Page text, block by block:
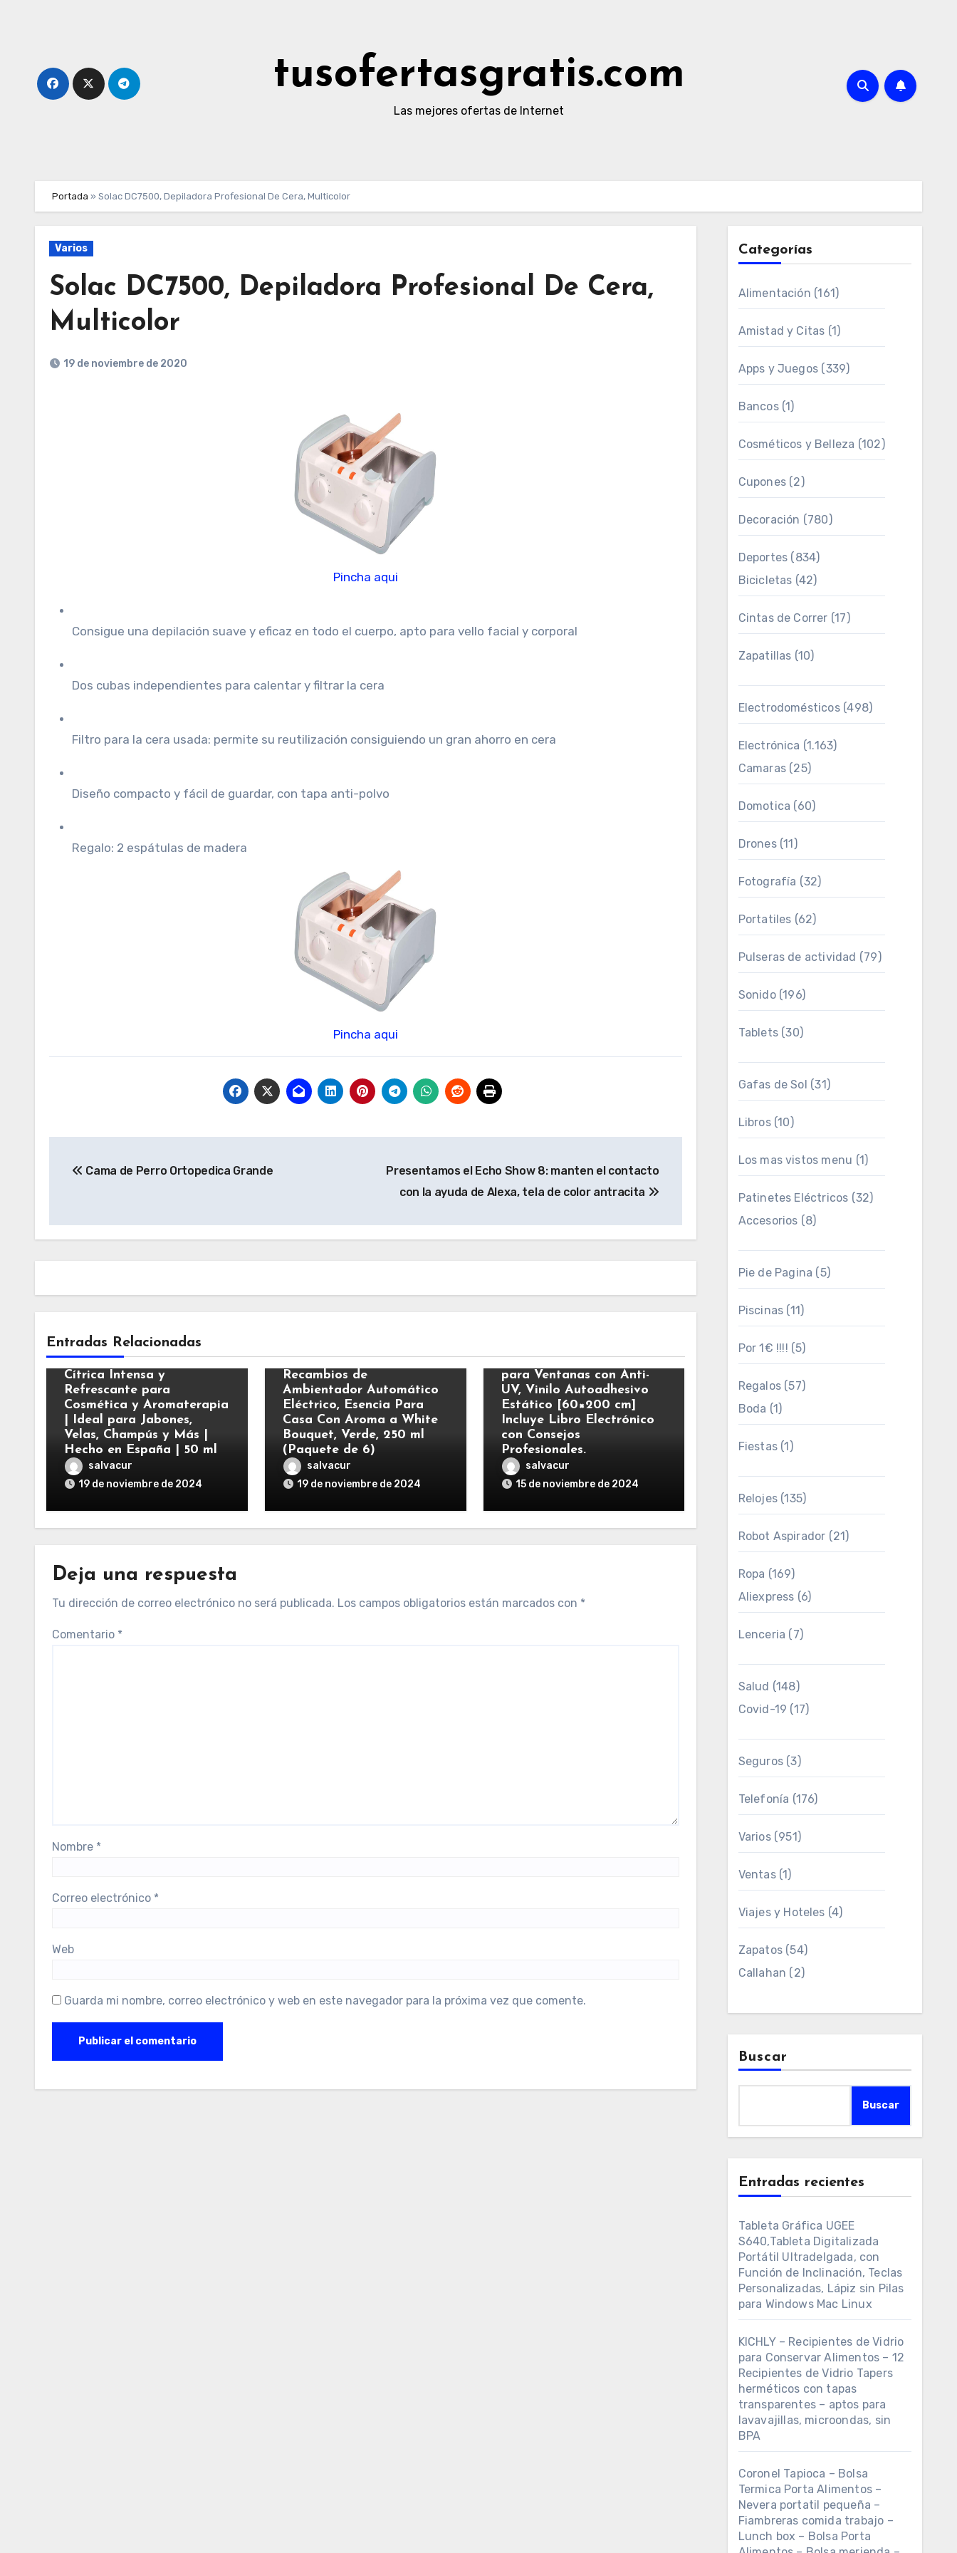
tusofertasgratis.com
Las mejores ofertas de Internet
Portada » Solac DC7500, Depiladora Profesional De Cera, Multicolor
Varios
Solac DC7500, Depiladora Profesional De Cera,
Multicolor
19 de noviembre de 2020
Pincha aqui
Consigue una depilación suave y eficaz en todo el cuerpo, apto para vello facial y corporal
Dos cubas independientes para calentar y filtrar la cera
Filtro para la cera usada: permite su reutilización consiguiendo un gran ahorro en cera
Diseño compacto y fácil de guardar, con tapa anti-polvo
Regalo: 2 espátulas de madera
Pincha aqui
de
Cama de Perro Ortopedica Grande
Presentamos el Echo Show 8: manten el contacto
con la ayuda de Alexa, tela de color antracita
Entradas Relacionadas
Esencia Aromática de
Mandarina | Fragancia
Cítrica Intensa y
Refrescante para
Cosmética y Aromaterapia
| Ideal para Jabones,
Velas, Champús y Más |
Hecho en España | 50 ml
salvacur
19 de noviembre de 2024
Air Wick Eléctrico –
Recambios de
Ambientador Automático
Eléctrico, Esencia Para
Casa Con Aroma a White
Bouquet, Verde, 250 ml
(Paquete de 6)
salvacur
19 de noviembre de 2024
MARAPON® Vinilo Opaco
para Ventanas con Anti-
UV, Vinilo Autoadhesivo
Estático [60×200 cm]
Incluye Libro Electrónico
con Consejos
Profesionales.
salvacur
15 de noviembre de 2024
Deja una respuesta
Tu dirección de correo electrónico no será publicada. Los campos obligatorios están marcados con *
Comentario *
Nombre *
Correo electrónico *
Web
Guarda mi nombre, correo electrónico y web en este navegador para la próxima vez que comente.
Categorías
Alimentación (161)
Amistad y Citas (1)
Apps y Juegos (339)
Bancos(1)
Cosméticos y Belleza (102)
Cupones(2)
Decoración (780)
Deportes (834)
Bicicletas (42)
Cintas de Correr (17)
Zapatillas (10)
Electrodomésticos(498)
Electrónica (1.163)
Camaras(25)
Domotica (60)
Drones(11)
Fotografía (32)
Portatiles (62)
Pulseras de actividad (79)
Sonido(196)
Tablets(30)
Gafas de Sol (31)
Libros(10)
Los mas vistos menu (1)
Patinetes Eléctricos (32)
Accesorios (8)
Pie de Pagina (5)
Piscinas (11)
Por 1€ !!!! (5)
Regalos(57)
Boda (1)
Fiestas(1)
Relojes(135)
Robot Aspirador (21)
Ropa (169)
Aliexpress (6)
Lenceria (7)
Salud (148)
Covid-19 (17)
Seguros(3)
Telefonía (176)
Varios(951)
Ventas(1)
Viajes y Hoteles (4)
Zapatos(54)
Callahan (2)
Buscar
Buscar
Entradas recientes
Tableta Gráfica UGEE
S640,Tableta Digitalizada
Portátil Ultradelgada, con
Función de Inclinación, Teclas
Personalizadas, Lápiz sin Pilas
para Windows Mac Linux
KICHLY – Recipientes de Vidrio
para Conservar Alimentos – 12
Recipientes de Vidrio Tapers
herméticos con tapas
transparentes – aptos para
lavavajillas, microondas, sin
BPA
Coronel Tapioca – Bolsa
Termica Porta Alimentos –
Nevera portatil pequeña –
Fiambreras comida trabajo –
Lunch box – Bolsa Porta